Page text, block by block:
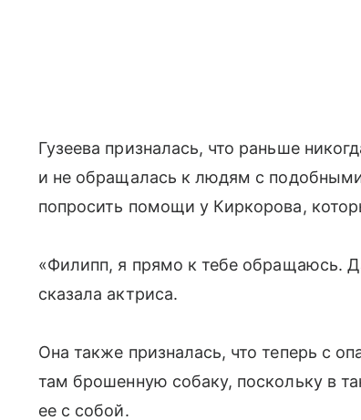
Гузеева призналась, что раньше
и не обращалась к людям с
попросить помощи у Киркорова,
«Филипп, я прямо к тебе обращаюсь.
сказала актриса.
Она также призналась, что теперь с
там брошенную собаку, поскольку в
ее с собой.